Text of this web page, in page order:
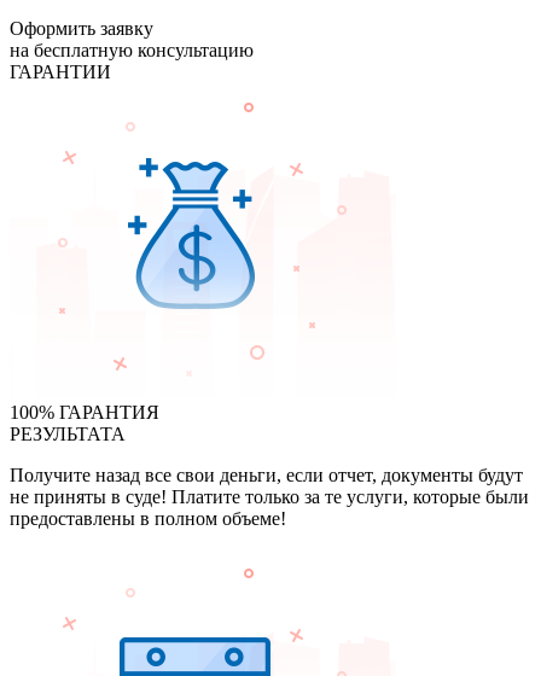
Оформить заявку
на бесплатную консультацию
ГАРАНТИИ
100% ГАРАНТИЯ
РЕЗУЛЬТАТА
Получите назад все свои деньги, если отчет, документы будут
не приняты в суде! Платите только за те услуги, которые были
предоставлены в полном объеме!